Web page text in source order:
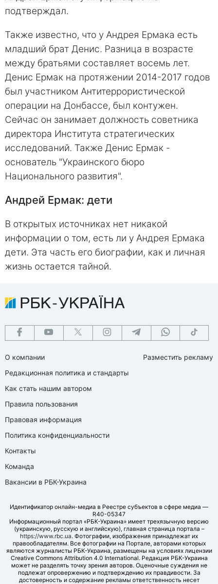
подтверждал.
Также известно, что у Андрея Ермака есть
младший брат Денис. Разница в возрасте
между братьями составляет восемь лет.
Денис Ермак на протяжении 2014-2017 годов
был участником Антитеррористической
операции на Донбассе, был контужен.
Сейчас он занимает должность советника
директора Института стратегических
исследований. Также Денис Ермак -
основатель "Украинского бюро
Национального развития".
Андрей Ермак: дети
В открытых источниках нет никакой
информации о том, есть ли у Андрея Ермака
дети. Эта часть его биографии, как и личная
жизнь остается тайной.
О компании
Редакционная политика и стандарты
Как стать нашим автором
Правила пользования
Правовая информация
Политика конфиденциальности
Контакты
Команда
Вакансии в РБК-Украина
Разместить рекламу
Идентификатор онлайн-медиа в Реестре субъектов в сфере медиа —
R40-05347
Информационный портал «РБК-Украина» имеет трехязычную версию
(украинскую, русскую и английскую), главная страница портала –
https://www.rbc.ua. Фотографии, изображения принадлежат их
правообладателям. Все фотографии на Портале, авторами которых
являются журналисты РБК-Украина, размещены на условиях лицензии
Creative Commons Attribution 4.0 International. Редакция РБК-Украина
может не разделять точку зрения авторов. Оценочные суждения не
подлежат опровержению и подтверждению их правдивости. За
достоверность и содержание рекламы ответственность несет